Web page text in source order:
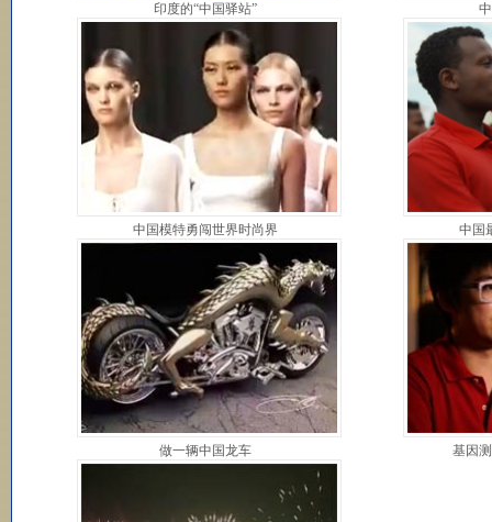
印度的“中国驿站”
中国模特勇闯世界时尚界 中国
做一辆中国龙车 基因